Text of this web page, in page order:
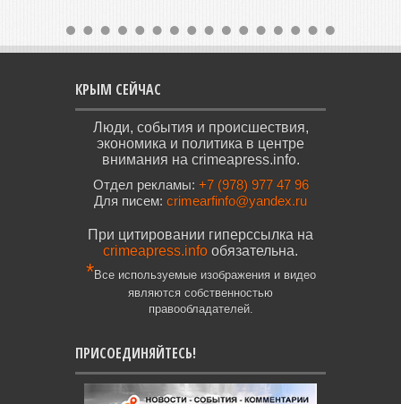
КРЫМ СЕЙЧАС
Люди, события и происшествия,
экономика и политика в центре
внимания на crimeapress.info.
Отдел рекламы: +7 (978) 977 47 96
Для писем: crimearfinfo@yandex.ru
При цитировании гиперссылка на
crimeapress.info обязательна.
*Все используемые изображения и видео
являются собственностью
правообладателей.
ПРИСОЕДИНЯЙТЕСЬ!